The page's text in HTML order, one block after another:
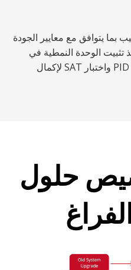
بما يتوافق مع معايير الجودة
تثبيت الوحدة النمطية في
الموقع ويتم إجراء تصحيح أخطاء PID واختبار SAT لإكمال
حلول